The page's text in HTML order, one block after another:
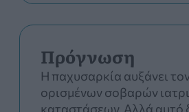
Πρόγνωση
Η παχυσαρκία αυξάνει
ορισμένων σοβαρών
καταστάσεων. Αλλά αυτό